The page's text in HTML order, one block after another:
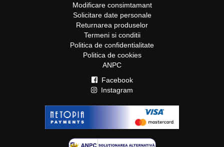
Modificare consimtamant
Solicitare date personale
Returnarea produselor
Termeni si conditii
Politica de confidentialitate
Politica de cookies
ANPC
Facebook
Instagram